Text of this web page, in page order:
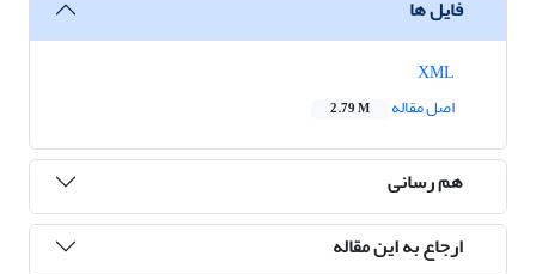
فایل ها
اصل مقاله
2.79 M
هم رسانی
ارجاع به این مقاله